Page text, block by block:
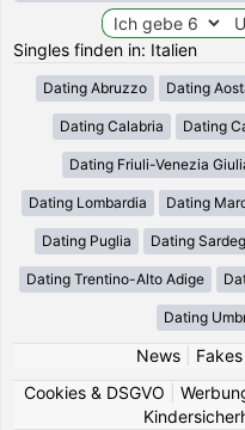
Singles finden in: Italien
Dating Abruzzo Dating
Dating Calabria Dating
Dating Friuli-Venezia
Dating Lombardia Dating
Dating Puglia Dating
Dating Trentino-Alto Adige
Dating
News| Fakes
Cookies & DSGVO